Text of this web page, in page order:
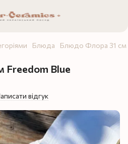
Блюда Блюдо Флора 31 см
Freedom Blue
відгук